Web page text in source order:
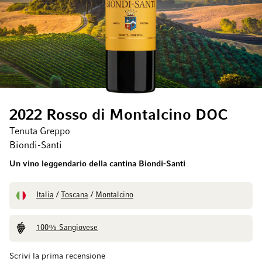
Scrivi la prima recensione
2022 Rosso di Montalcino DOC
Tenuta Greppo
Biondi-Santi
Un vino leggendario della cantina Biondi-Santi
Italia / Toscana / Montalcino
100% Sangiovese